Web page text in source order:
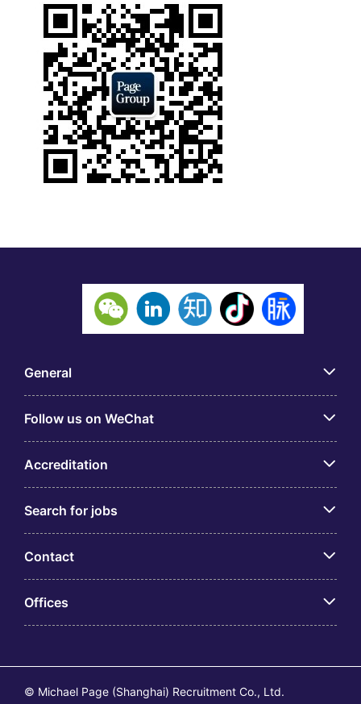
General
Follow us on WeChat
Accreditation
Search for jobs
Contact
Offices
© Michael Page (Shanghai) Recruitment Co., Ltd.